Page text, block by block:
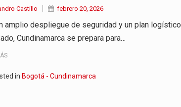
que trabajan por…
versión de su segundo…
años de soledad de Gabriel…
por Dago García cuenta…
Castillo febrero 20, 2026
amplio despliegue de seguridad y un plan logístico
Cundinamarca se prepara para…
in Bogotá - Cundinamarca